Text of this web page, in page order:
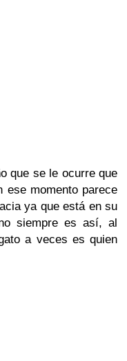
que se le ocurre que
ese momento parece
ya que está en su
siempre es así, al
a veces es quien